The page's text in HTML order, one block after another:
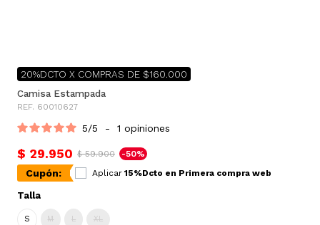
20%DCTO X COMPRAS DE $160.000
Camisa Estampada
REF. 60010627
5/5 - 1 opiniones
$ 29.950 $ 59.900 -50%
Cupón: Aplicar 15%Dcto en Primera compra web
Talla
S M L XL